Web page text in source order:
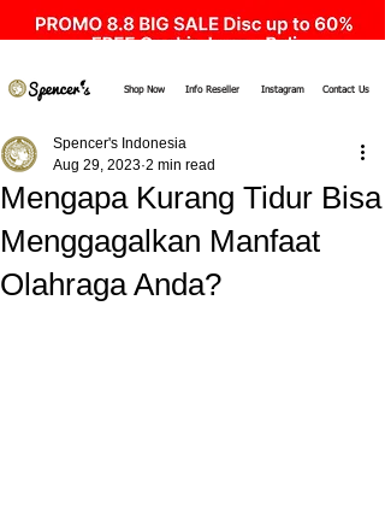
Shop Now Info Reseller Instagram Contact Us
Mengapa Kurang Tidur Bisa
Menggagalkan Manfaat
Olahraga Anda?
Spencer's Indonesia
Aug 29, 2023 2 min read